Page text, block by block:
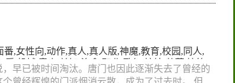
番,女性向,动作,真人,真人版,神魔,教育,校园 , 同人,
爱,机械 , 青春,益智 治愈,职业,歌舞,惊悚 萝莉,搞笑 ,
,忍者,穿越,悬疑,轻松,运动,剧情,历史,推理 ,玄幻,亲
早已被时间淘汰。唐门也因此逐渐失去了曾经的